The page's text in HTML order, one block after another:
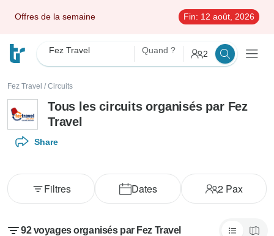
Offres de la semaine Fin: 12 août, 2026
Fez Travel Quand ? 2
Fez Travel / Circuits
Tous les circuits organisés par Fez
Travel
Share
Dates 2Pax
Filtres
92 voyages organisés par Fez Travel